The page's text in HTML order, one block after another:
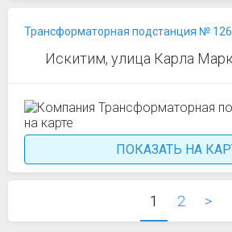
Трансформаторная подстанция №
Искитим, улица Карла
ПОКАЗАТЬ НА
1 2 >